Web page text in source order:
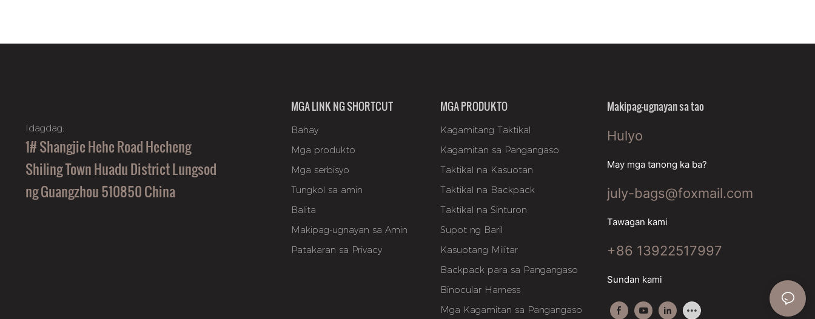
Idagdag:
1# Shangjie Hehe Road Hecheng
Shiling Town Huadu District Lungsod
ng Guangzhou 510850 China
MGA LINK NG SHORTCUT
Bahay
Mga produkto
Mga serbisyo
Tungkol sa amin
Balita
Makipag-ugnayan sa Amin
Patakaran sa Privacy
MGA PRODUKTO
Kagamitang Taktikal
Kagamitan sa Pangangaso
Taktikal na Kasuotan
Taktikal na Backpack
Taktikal na Sinturon
Supot ng Baril
Kasuotang Militar
Backpack para sa Pangangaso
Binocular Harness
Mga Kagamitan sa Pangangaso
Makipag-ugnayan sa tao
Hulyo
May mga tanong ka ba?
july-bags@foxmail.com
Tawagan kami
+86 13922517997
Sundan kami